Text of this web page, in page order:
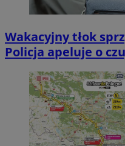
Wakacyjny tłok
Policja apeluje o